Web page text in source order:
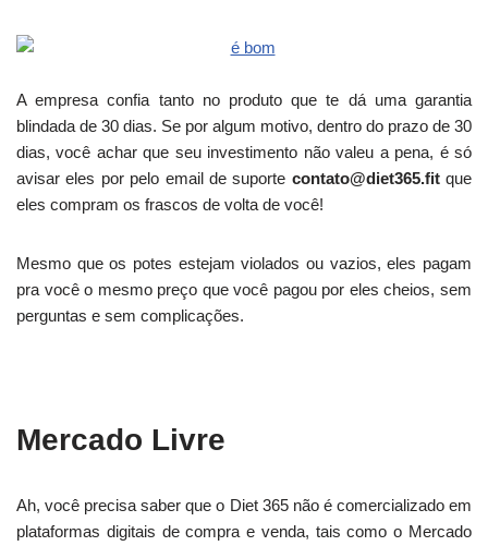
A empresa confia tanto no produto que te dá uma garantia
blindada de 30 dias. Se por algum motivo, dentro do prazo de 30
dias, você achar que seu investimento não valeu a pena, é só
avisar eles por pelo email de suporte contato@diet365.fitque
eles compram os frascos de volta de você!
Mesmo que os potes estejam violados ou vazios, eles pagam
pra você o mesmo preço que você pagou por eles cheios, sem
perguntas e sem complicações.
Mercado Livre
Ah, você precisa saber que o Diet 365 não é comercializado em
plataformas digitais de compra e venda, tais como o Mercado